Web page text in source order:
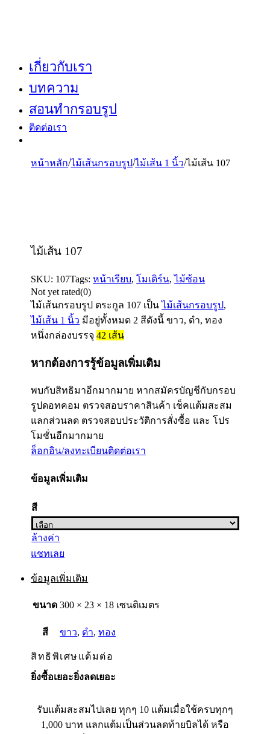
เกี่ยวกับเรา
บทความ
สอนทำกรอบรูป
ติดต่อเรา
หน้าหลัก/ไม้เส้นกรอบรูป/ไม้เส้น 1 นิ้ว/ไม้เส้น 107
ไม้เส้น 107
SKU: 107Tags:หน้าเรียบ,โมเดิร์น,ไม้ซ้อน
Not yet rated(0)
ไม้เส้นกรอบรูป ตระกูล 107 เป็นไม้เส้นกรอบรูป,
ไม้เส้น 1 นิ้ว มีอยู่ทั้งหมด 2 สีดังนี้ ขาว, ดำ, ทอง
หนึ่งกล่องบรรจุ42 เส้น
หากต้องการรู้ข้อมูลเพิ่มเติม
พบกับสิทธิมาอีกมากมาย หากสมัครบัญชีกับกรอบ
รูปดอทคอม ตรวจสอบราคาสินค้า เช็คแต้มสะสม
แลกส่วนลด ตรวจสอบประวัติการสั่งซื้อ และ โปร
โมชั่นอีกมากมาย
ล็อกอิน/ลงทะเบียนติดต่อเรา
ข้อมูลเพิ่มเติม
สี
ล้างค่า
แชทเลย
ข้อมูลเพิ่มเติม
ขนาด 300 × 23 × 18 เซนติเมตร
สี ขาว, ดำ,ทอง
ยิ่งซื้อเยอะยิ่งลดเยอะ
สิทธิพิเศษแต้มต่อ
รับแต้มสะสมไปเลย ทุกๆ 10 แต้มเมื่อใช้ครบทุกๆ
1,000 บาท แลกแต้มเป็นส่วนลดท้ายบิลได้ หรือ